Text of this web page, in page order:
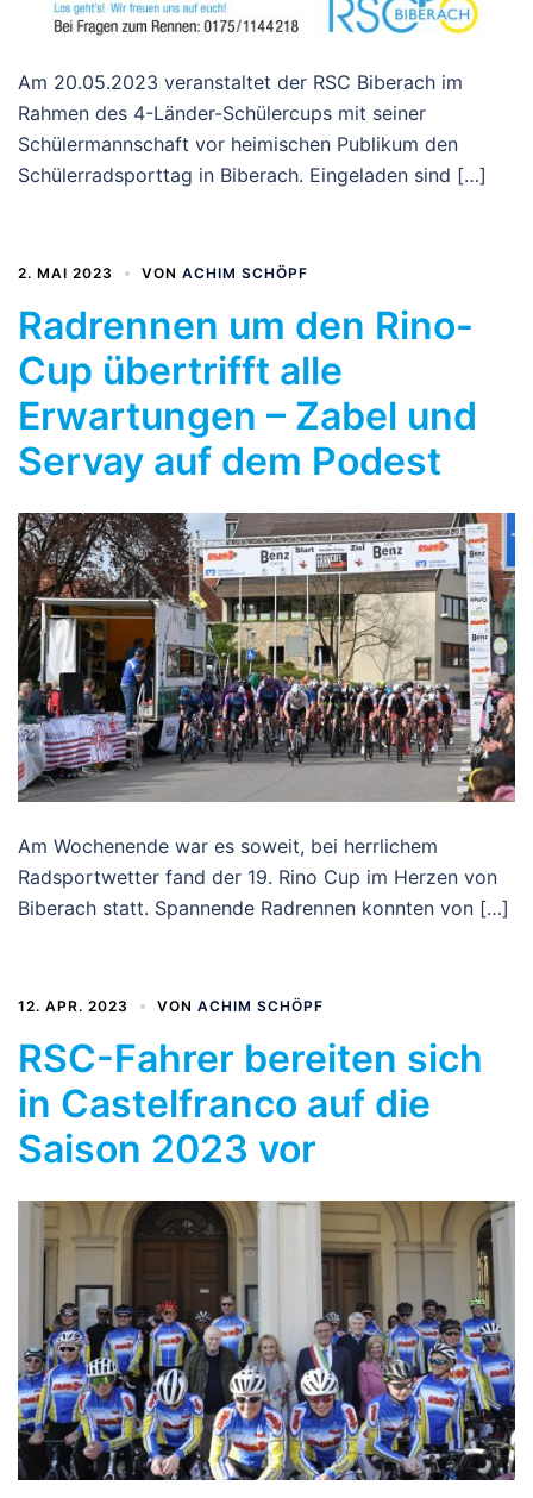
Am 20.05.2023 veranstaltet der RSC Biberach im
Rahmen des 4-Länder-Schülercups mit seiner
Schülermannschaft vor heimischen Publikum den
Schülerradsporttag in Biberach. Eingeladen sind […]
2. MAI 2023 VON ACHIM SCHÖPF
Radrennen um den Rino-
Cup übertrifft alle
Erwartungen – Zabel und
Servay auf dem Podest
Am Wochenende war es soweit, bei herrlichem
Radsportwetter fand der 19. Rino Cup im Herzen von
Biberach statt. Spannende Radrennen konnten von […]
12. APR. 2023 VON ACHIM SCHÖPF
RSC-Fahrer bereiten sich
in Castelfranco auf die
Saison 2023 vor